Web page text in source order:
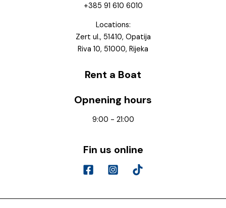
+385 91 610 6010
Locations:
Zert ul., 51410, Opatija
Riva 10, 51000, Rijeka
Rent a Boat
Opnening hours
9:00 - 21:00
Fin us online